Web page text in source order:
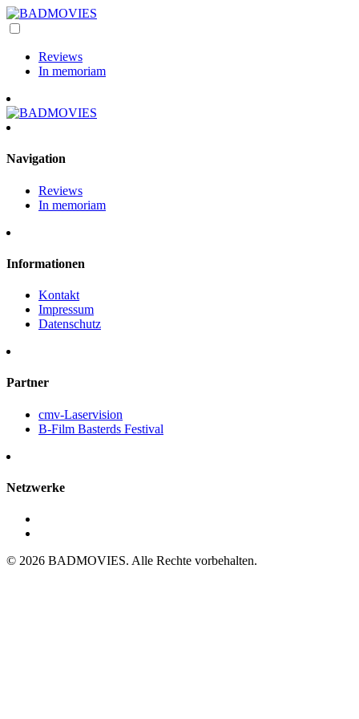
Reviews
In memoriam
Navigation
Reviews
In memoriam
Informationen
Kontakt
Impressum
Datenschutz
Partner
cmv-Laservision
B-Film Basterds Festival
Netzwerke
© 2026 BADMOVIES. Alle Rechte vorbehalten.